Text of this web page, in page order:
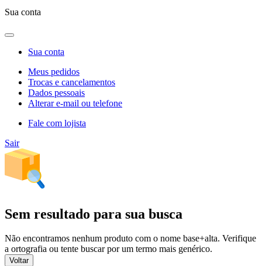
Sua conta
Sua conta
Meus pedidos
Trocas e cancelamentos
Dados pessoais
Alterar e-mail ou telefone
Fale com lojista
Sair
Sem resultado para sua busca
Não encontramos nenhum produto com o nome base+alta. Verifique
a ortografia ou tente buscar por um termo mais genérico.
Voltar